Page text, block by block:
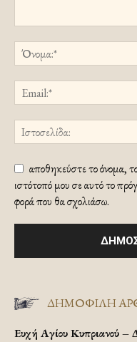
αποθηκεύστε το όνομα,
ιστότοπό μου σε αυτό το
φορά που θα σχολιάσω.
ΔΗΜΟΦΙΛΗ
Ευχή Αγίου Κυπριανού –